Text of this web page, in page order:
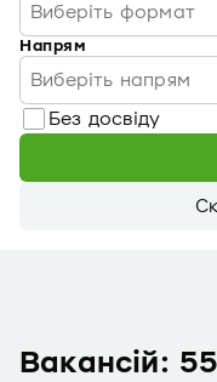
Виберіть формат
Напрям
Виберіть напрям
Без досвіду
Вакансій: